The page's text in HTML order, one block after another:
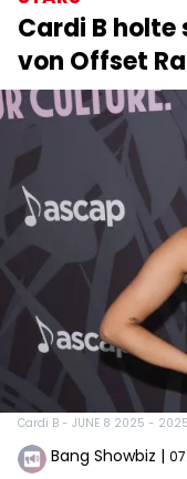
Cardi B holte
von Offset
Cardi B - JUNE 8 2025 -
Bang Showbiz |